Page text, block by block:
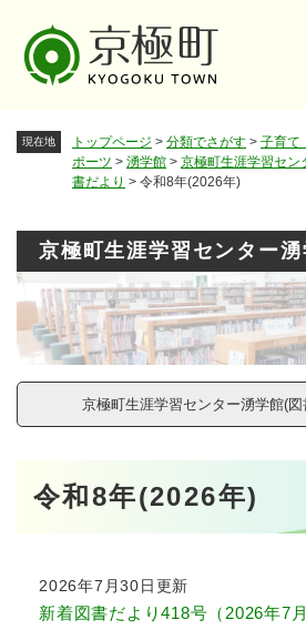
現在地 トップページ > 分類でさがす > 子育て
ポーツ > 湧学館 > 京極町生涯学習セン
書だより > 令和8年(2026年)
京極町生涯学習センター
京極町生涯学習センター湧学館(
文令和8年(2026年)
2026年7月30日更新
新着図書だより418号（2026年7月